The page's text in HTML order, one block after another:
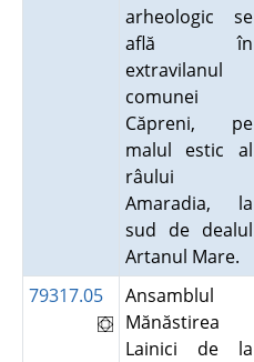
arheologic se
află în
extravilanul
comunei
Căpreni, pe
malul estic al
râului
Amaradia, la
sud de dealul
Artanul Mare.
79317.05
Ansamblul
Mănăstirea
Lainici de la